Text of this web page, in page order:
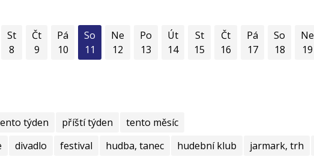
St
8
Čt
9
Pá
10
So
11
Ne
12
Po
13
Út
14
St
15
Čt
16
Pá
17
So
18
Ne
19
týden příští týden
tento měsíc
divadlo festival hudba, tanec hudební klub jarmark, trh